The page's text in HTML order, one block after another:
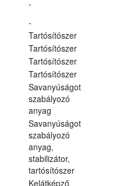
-
-
Tartósítószer
Tartósítószer
Tartósítószer
Tartósítószer
Savanyúságot
szabályozó
anyag
Savanyúságot
szabályozó
anyag,
stabilizátor,
tartósítószer
Kelátképző